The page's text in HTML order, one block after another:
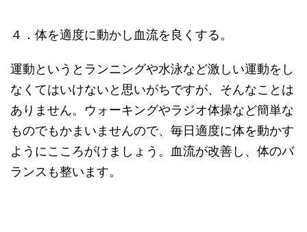
４．体を適度に動かし血流を良くする。
運動というとランニングや水泳など激しい運動をし
なくてはいけないと思いがちですが、そんなことは
ありません。ウォーキングやラジオ体操など簡単な
ものでもかまいませんので、毎日適度に体を動かす
ようにこころがけましょう。血流が改善し、体のバ
ランスも整います。